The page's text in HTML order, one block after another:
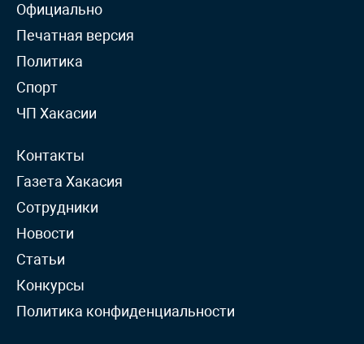
Официально
Печатная версия
Политика
Спорт
ЧП Хакасии
Контакты
Газета Хакасия
Сотрудники
Новости
Статьи
Конкурсы
Политика конфиденциальности